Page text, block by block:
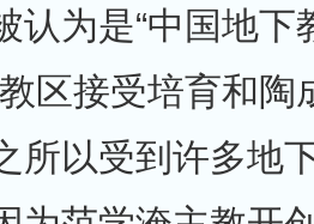
认为是“中国地下
区接受培育和陶
所以受到许多地